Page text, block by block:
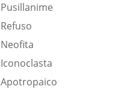
Pusillanime
Refuso
Neofita
Iconoclasta
Apotropaico